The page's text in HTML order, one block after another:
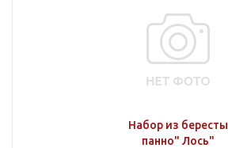
Набор из бересты
панно" Лось"